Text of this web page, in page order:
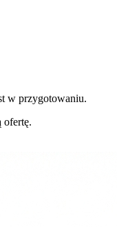
w przygotowaniu.
ofertę.